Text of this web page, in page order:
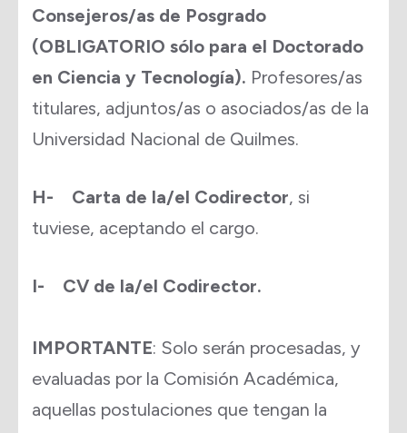
Consejeros/as de Posgrado
(OBLIGATORIO sólo para el Doctorado
en Ciencia y Tecnología). Profesores/as
titulares, adjuntos/as o asociados/as de la
Universidad Nacional de Quilmes.
H- Carta de la/el Codirector, si
tuviese, aceptando el cargo.
I- CV de la/el Codirector.
IMPORTANTE: Solo serán procesadas, y
evaluadas por la Comisión Académica,
aquellas postulaciones que tengan la